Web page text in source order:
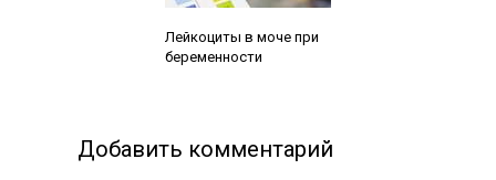
Лейкоциты в моче при
беременности
Добавить комментарий